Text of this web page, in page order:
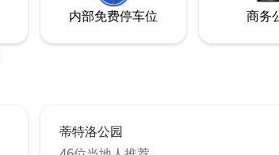
内部免费停车位 商务
蒂特洛公园